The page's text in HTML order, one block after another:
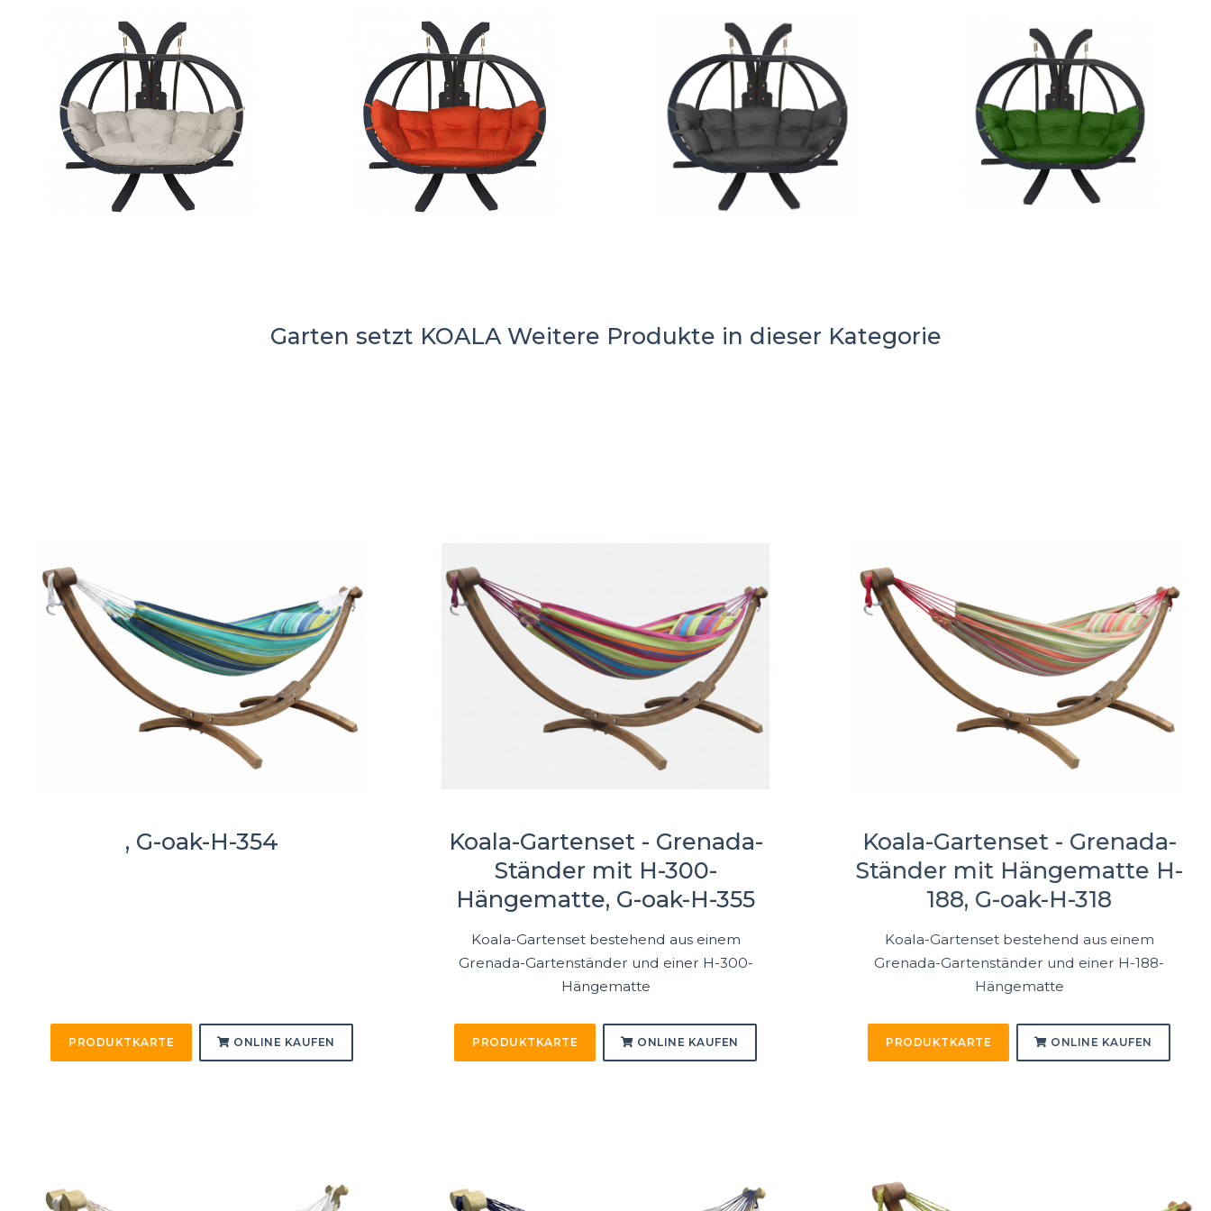
Garten setzt KOALA Weitere Produkte in dieser Kategorie
, G-oak-H-354
PRODUKTKARTE ONLINE KAUFEN
Koala-Gartenset - Grenada-
Ständer mit H-300-
Hängematte, G-oak-H-355
Koala-Gartenset bestehend aus einem
Grenada-Gartenständer und einer H-300-
Hängematte
PRODUKTKARTE ONLINE KAUFEN
Koala-Gartenset - Grenada-
Ständer mit Hängematte H-
188, G-oak-H-318
Koala-Gartenset bestehend aus einem
Grenada-Gartenständer und einer H-188-
Hängematte
PRODUKTKARTE ONLINE KAUFEN